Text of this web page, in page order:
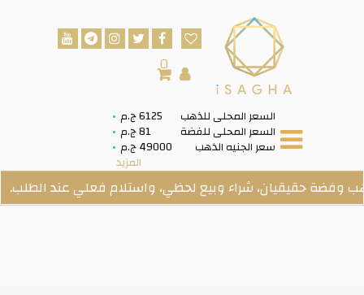
السعر المحلى للذهب 6125 ج.م
السعر المحلى للفضة 81 ج.م
سعر الجنيه الذهب 49000 ج.م
المزيد
0
شراء وبيع لحظي، واستلام فعلي عند الطلب.